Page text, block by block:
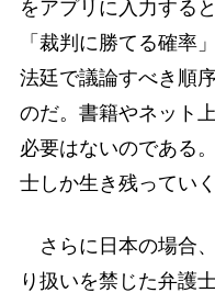
をアプリに入力する
「裁判に勝てる確率
法廷で議論すべき順
のだ。書籍やネット
必要はないのである
士しか生き残ってい
さらに日本の場合
り扱いを禁じた弁護